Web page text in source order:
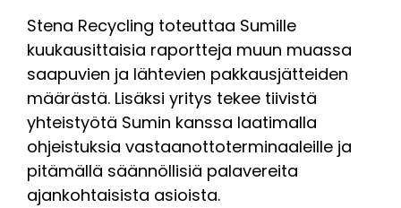
Stena Recycling toteuttaa Sumille
kuukausittaisia raportteja muun muassa
saapuvien ja lähtevien pakkausjätteiden
määrästä. Lisäksi yritys tekee tiivistä
yhteistyötä Sumin kanssa laatimalla
ohjeistuksia vastaanottoterminaaleille ja
pitämällä säännöllisiä palavereita
ajankohtaisista asioista.